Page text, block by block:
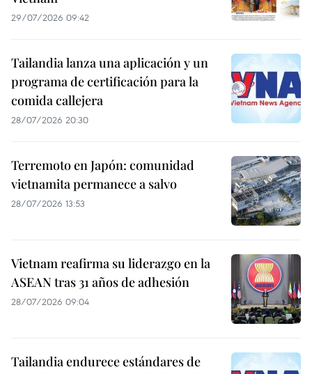
29/07/2026 09:42
Tailandia lanza una aplicación y un
programa de certificación para la
comida callejera
28/07/2026 20:30
Terremoto en Japón: comunidad
vietnamita permanece a salvo
28/07/2026 13:53
Vietnam reafirma su liderazgo en la
ASEAN tras 31 años de adhesión
28/07/2026 09:04
Tailandia endurece estándares de